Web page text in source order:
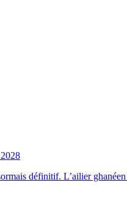
définitif. L’ailier